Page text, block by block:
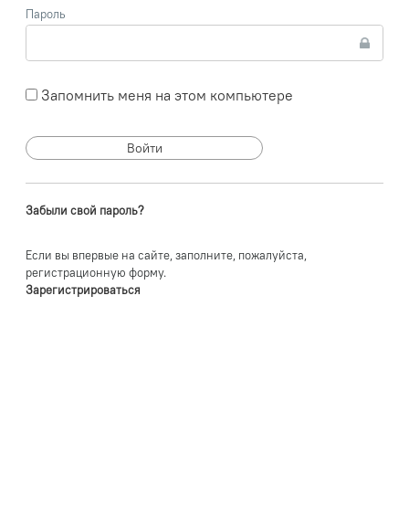
Пароль
Запомнить меня на этом компьютере
Забыли свой пароль?
Если вы впервые на сайте, заполните, пожалуйста,
регистрационную форму.
Зарегистрироваться